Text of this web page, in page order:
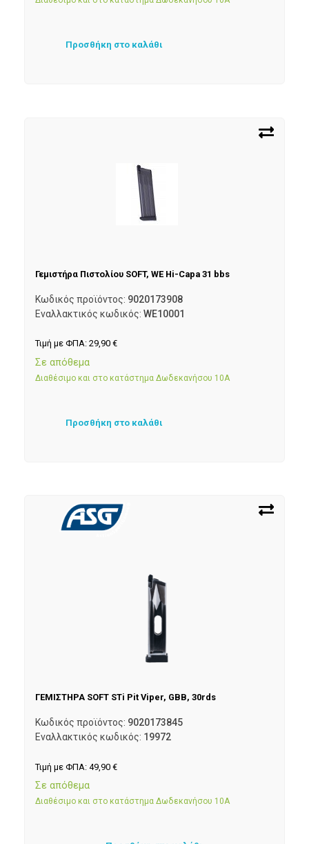
Προσθήκη στο καλάθι
Γεμιστήρα Πιστολίου SOFT, WE Hi-Capa 31 bbs
Κωδικός προϊόντος: 9020173908
Εναλλακτικός κωδικός: WE10001
Τιμή με ΦΠΑ: 29,90 €
Σε απόθεμα
Διαθέσιμο και στο κατάστημα Δωδεκανήσου 10Α
Προσθήκη στο καλάθι
ΓΕΜΙΣΤΗΡΑ SOFT STi Pit Viper, GBB, 30rds
Κωδικός προϊόντος: 9020173845
Εναλλακτικός κωδικός: 19972
Τιμή με ΦΠΑ: 49,90 €
Σε απόθεμα
Διαθέσιμο και στο κατάστημα Δωδεκανήσου 10Α